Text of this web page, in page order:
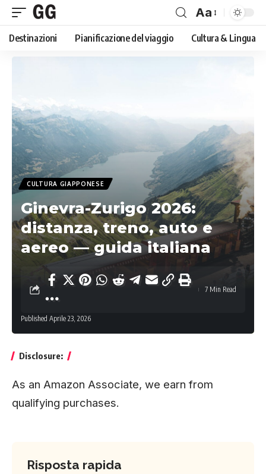
Font
Resizer
Aa
Destinazioni Pianificazione del viaggio Cultura & Lingua
CULTURA GIAPPONESE
Ginevra-Zurigo 2026:
distanza, treno, auto e
aereo — guida italiana
Published Aprile 23, 2026
7 Min Read
Disclosure:
As an Amazon Associate, we earn from
qualifying purchases.
Risposta rapida